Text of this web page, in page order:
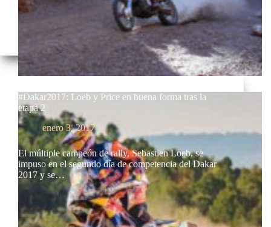
#Dakar2017: Loeb y Price en buena forma tras la
etapa 2
enero 3, 2017
El múltiple campeón de rally, Sebastien Loeb, se
impuso en el segundo día de competencia del Dakar
2017 y se…